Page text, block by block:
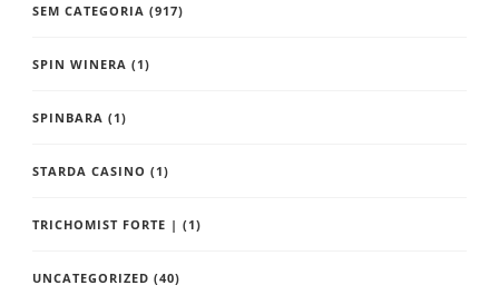
SEM CATEGORIA (917)
SPIN WINERA (1)
SPINBARA (1)
STARDA CASINO (1)
TRICHOMIST FORTE | (1)
UNCATEGORIZED (40)